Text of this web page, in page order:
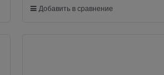
Добавить в сравнение